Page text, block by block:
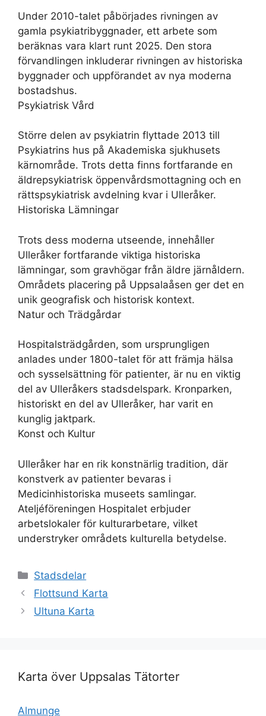
Under 2010-talet påbörjades rivningen av
gamla psykiatribyggnader, ett arbete som
beräknas vara klart runt 2025. Den stora
förvandlingen inkluderar rivningen av historiska
byggnader och uppförandet av nya moderna
bostadshus.
Psykiatrisk Vård
Större delen av psykiatrin flyttade 2013 till
Psykiatrins hus på Akademiska sjukhusets
kärnområde. Trots detta finns fortfarande en
äldrepsykiatrisk öppenvårdsmottagning och en
rättspsykiatrisk avdelning kvar i Ulleråker.
Historiska Lämningar
Trots dess moderna utseende, innehåller
Ulleråker fortfarande viktiga historiska
lämningar, som gravhögar från äldre järnåldern.
Områdets placering på Uppsalaåsen ger det en
unik geografisk och historisk kontext.
Natur och Trädgårdar
Hospitalsträdgården, som ursprungligen
anlades under 1800-talet för att främja hälsa
och sysselsättning för patienter, är nu en viktig
del av Ulleråkers stadsdelspark. Kronparken,
historiskt en del av Ulleråker, har varit en
kunglig jaktpark.
Konst och Kultur
Ulleråker har en rik konstnärlig tradition, där
konstverk av patienter bevaras i
Medicinhistoriska museets samlingar.
Ateljéföreningen Hospitalet erbjuder
arbetslokaler för kulturarbetare, vilket
understryker områdets kulturella betydelse.
Kategorier
Stadsdelar
Flottsund Karta
Ultuna Karta
Karta över Uppsalas Tätorter
Almunge